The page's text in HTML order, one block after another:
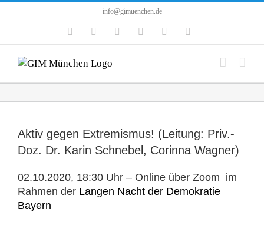
Inhalt
info@gimuenchen.de
FacebookInstagramLinkedIn YouTube
Aktiv gegen Extremismus! (Leitung: Priv.-
Doz. Dr. Karin Schnebel, Corinna Wagner)
02.10.2020, 18:30 Uhr – Online über Zoom im
Rahmen der Langen Nacht der Demokratie
Bayern